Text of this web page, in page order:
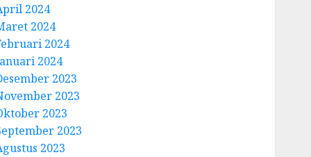
2024
2024
2024
2024
2023
2023
2023
2023
2023